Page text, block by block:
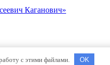
Каганович»
с этими файлами. OK